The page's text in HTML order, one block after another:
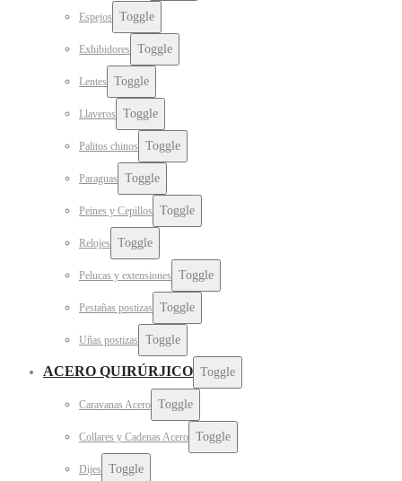
Espejos Toggle
Exhibidores Toggle
Lentes Toggle
Llaveros Toggle
Palitos chinos Toggle
Paraguas Toggle
Peines y Cepillos Toggle
Relojes Toggle
Pelucas y extensiones Toggle
Pestañas postizas Toggle
Uñas postizas Toggle
ACERO QUIRÚRJICO Toggle
Caravanas Acero Toggle
Collares y Cadenas Acero Toggle
Dijes Toggle